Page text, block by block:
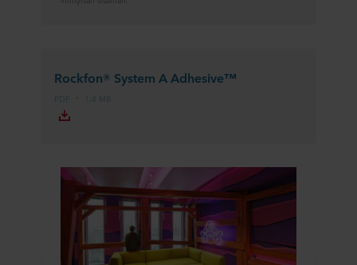
Rockfon® System A Adhesive™
PDF 1.4 MB